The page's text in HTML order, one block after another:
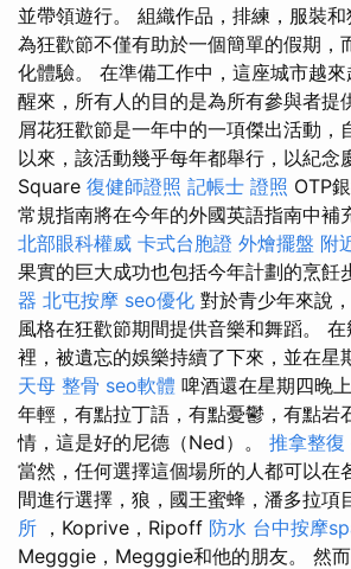
並帶領遊行。 組織作品，排練，服裝
為狂歡節不僅有助於一個簡單的假期，
化體驗。 在準備工作中，這座城市越
醒來，所有人的目的是為所有參與者提
屑花狂歡節是一年中的一項傑出活動，
以來，該活動幾乎每年都舉行，以紀念
Square 復健師證照 記帳士 證照 OTP
常規指南將在今年的外國英語指南中補
北部眼科權威 卡式台胞證 外燴擺盤 附
果實的巨大成功也包括今年計劃的烹飪
器 北屯按摩 seo優化 對於青少年來說
風格在狂歡節期間提供音樂和舞蹈。
裡，被遺忘的娛樂持續了下來，並在星
天母 整骨 seo軟體 啤酒還在星期四晚
年輕，有點拉丁語，有點憂鬱，有點岩
情，這是好的尼德（Ned）。 推拿整復
當然，任何選擇這個場所的人都可以在
間進行選擇，狼，國王蜜蜂，潘多拉項
所 ，Koprive，Ripoff 防水 台中按摩
Megggie，Megggie和他的朋友。 然